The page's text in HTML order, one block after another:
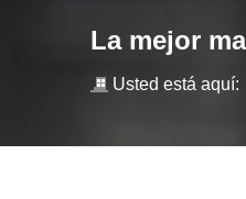
La mejor
Usted está aquí: